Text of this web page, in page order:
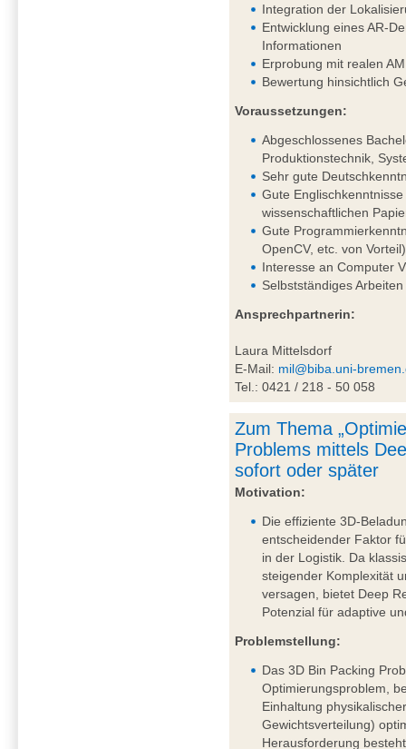
Integration der
Entwicklung eines AR-
Informationen
Erprobung mit realen
Bewertung hinsichtlich
Voraussetzungen:
Abgeschlossenes
Produktionstechnik,
Sehr gute
Gute
wissenschaftlichen
Gute
OpenCV, etc. von Vorteil)
Interesse an Computer
Selbstständiges
Ansprechpartnerin:
Laura Mittelsdorf
E-Mail: mil@biba.uni-
Tel.: 0421 / 218 - 50 058
Zum Thema
Problems mittels
sofort oder später
Motivation:
Die effiziente 3D-
entscheidender Faktor
in der Logistik. Da
steigender Komplexität
versagen, bietet Deep
Potenzial für adaptive
Problemstellung:
Das 3D Bin Packing
Optimierungsproblem,
Einhaltung
Gewichtsverteilung)
Herausforderung